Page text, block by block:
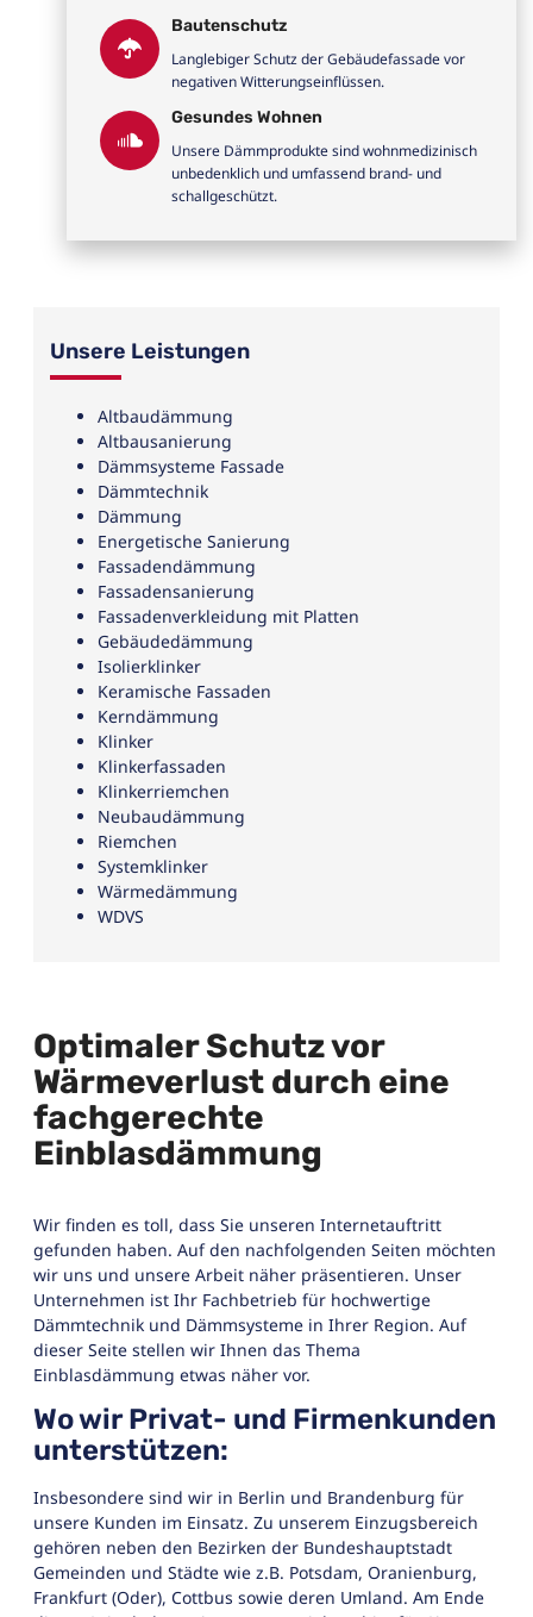
Bautenschutz
Langlebiger Schutz der Gebäudefassade vor
negativen Witterungseinflüssen.
Gesundes Wohnen
Unsere Dämmprodukte sind wohnmedizinisch
unbedenklich und umfassend brand- und
schallgeschützt.
Unsere Leistungen
Altbaudämmung
Altbausanierung
Dämmsysteme Fassade
Dämmtechnik
Dämmung
Energetische Sanierung
Fassadendämmung
Fassadensanierung
Fassadenverkleidung mit Platten
Gebäudedämmung
Isolierklinker
Keramische Fassaden
Kerndämmung
Klinker
Klinkerfassaden
Klinkerriemchen
Neubaudämmung
Riemchen
Systemklinker
Wärmedämmung
WDVS
Optimaler Schutz vor
Wärmeverlust durch eine
fachgerechte
Einblasdämmung
Wir finden es toll, dass Sie unseren Internetauftritt
gefunden haben. Auf den nachfolgenden Seiten möchten
wir uns und unsere Arbeit näher präsentieren. Unser
Unternehmen ist Ihr Fachbetrieb für hochwertige
Dämmtechnik und Dämmsysteme in Ihrer Region. Auf
dieser Seite stellen wir Ihnen das Thema
Einblasdämmung etwas näher vor.
Wo wir Privat- und Firmenkunden
unterstützen:
Insbesondere sind wir in Berlin und Brandenburg für
unsere Kunden im Einsatz. Zu unserem Einzugsbereich
gehören neben den Bezirken der Bundeshauptstadt
Gemeinden und Städte wie z.B. Potsdam, Oranienburg,
Frankfurt (Oder), Cottbus sowie deren Umland. Am Ende